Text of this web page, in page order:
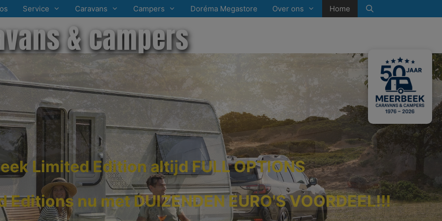
Service Caravans Campers Doréma Megastore Over ons Home
& campers
Editions nu met DUIZENDEN EURO'S VOORDEEL!!!
Limited Edition altijd FULL OPTIONS